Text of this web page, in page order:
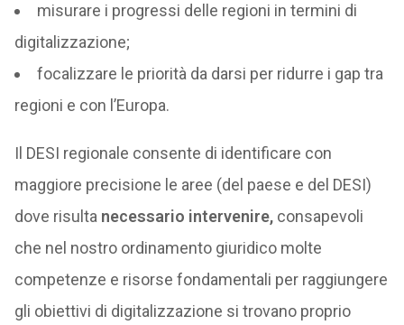
misurare i progressi delle regioni in termini di
digitalizzazione;
focalizzare le priorità da darsi per ridurre i gap tra
regioni e con l’Europa.
Il DESI regionale consente di identificare con
maggiore precisione le aree (del paese e del DESI)
dove risulta necessario intervenire,consapevoli
che nel nostro ordinamento giuridico molte
competenze e risorse fondamentali per raggiungere
gli obiettivi di digitalizzazione si trovano proprio